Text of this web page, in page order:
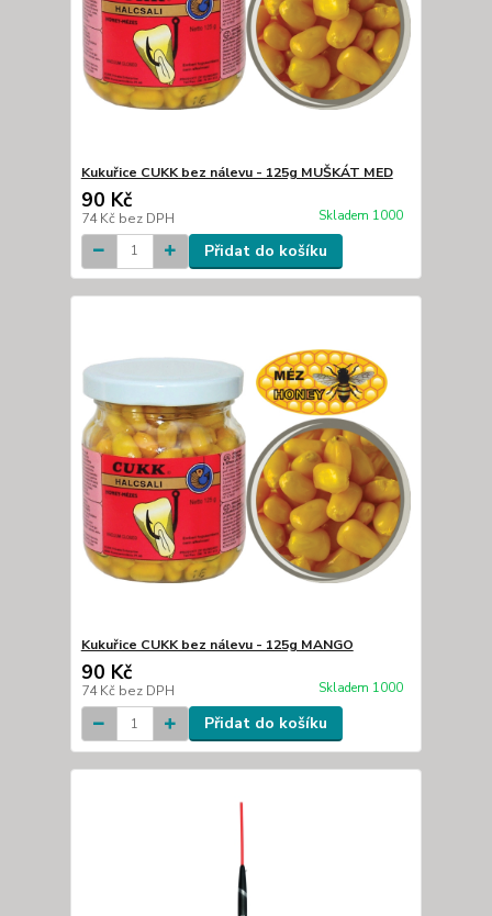
Kukuřice CUKK bez nálevu - 125g MUŠKÁT MED
90 Kč
74 Kč bez DPH Skladem 1000
Přidat do košíku
Kukuřice CUKK bez nálevu - 125g MANGO
90 Kč
74 Kč bez DPH Skladem 1000
Přidat do košíku